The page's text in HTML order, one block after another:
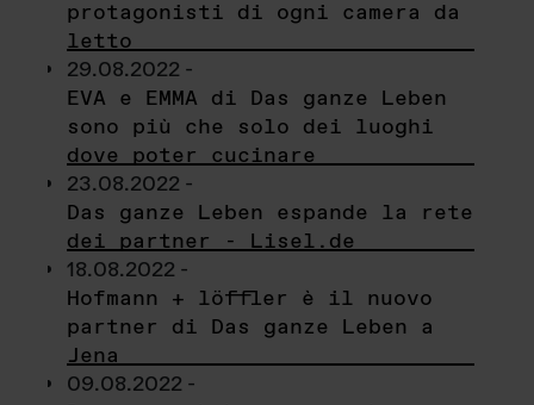
protagonisti di ogni camera da
letto
29.08.2022 -
EVA e EMMA di Das ganze Leben
sono più che solo dei luoghi
dove poter cucinare
23.08.2022 -
Das ganze Leben espande la rete
dei partner - Lisel.de
18.08.2022 -
Hofmann + löffler è il nuovo
partner di Das ganze Leben a
Jena
09.08.2022 -